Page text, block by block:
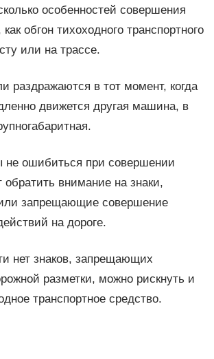
особенностей совершения
обгон тихоходного транспортного
или на трассе.
раздражаются в тот момент, когда
движется другая машина, в
не ошибиться при совершении
обратить внимание на знаки,
запрещающие совершение
на дороге.
нет знаков, запрещающих
разметки, можно рискнуть и
транспортное средство.